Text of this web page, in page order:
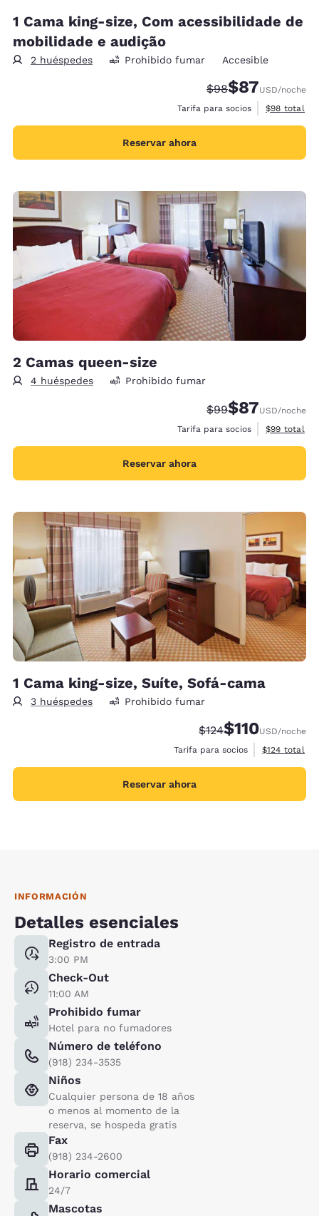
1 Cama king-size, Com acessibilidade de
mobilidade e audição
2 huéspedes Prohibido fumar Accesible
Precio tachado:
$98Precio con
$87USD/noche
Tarifa para socios
Ver
$98 total
Reservar ahora
2 Camas queen-size
4 huéspedes Prohibido fumar
Precio tachado:
$99Precio con
$87USD/noche
Tarifa para socios
Ver
$99 total
Reservar ahora
1 Cama king-size, Suíte, Sofá-cama
3 huéspedes Prohibido fumar
Precio tachado:
$124Precio con
$110USD/noche
Tarifa para socios
Ver detalles
$124 total
Reservar ahora
INFORMACIÓN
Detalles esenciales
Registro de entrada
3:00 PM
Check-Out
11:00 AM
Prohibido fumar
Hotel para no fumadores
Número de teléfono
(918) 234-3535
Niños
Cualquier persona de 18 años
o menos al momento de la
reserva, se hospeda gratis
Fax
(918) 234-2600
Horario comercial
24/7
Mascotas